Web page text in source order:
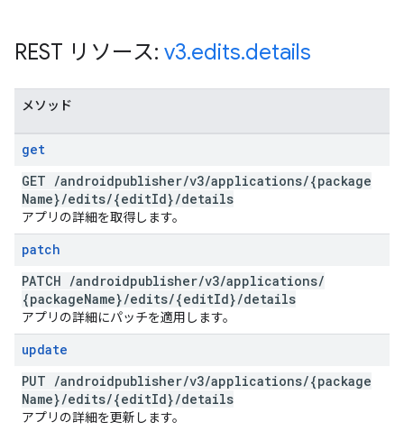
REST リソース: v3.edits.details
メソッド
get
GET /androidpublisher/v3/applications/{package
Name}/edits/{editId}/details
アプリの詳細を取得します。
patch
PATCH /androidpublisher/v3/applications/
{packageName}/edits/{editId}/details
アプリの詳細にパッチを適用します。
update
PUT /androidpublisher/v3/applications/{package
Name}/edits/{editId}/details
アプリの詳細を更新します。